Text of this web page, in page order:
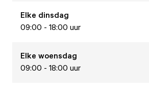
Elke dinsdag
09:00 - 18:00 uur
Elke woensdag
09:00 - 18:00 uur